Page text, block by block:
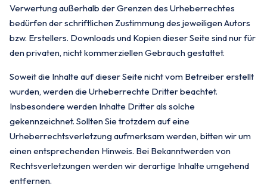
Verwertung außerhalb der Grenzen des Urheberrechtes
bedürfen der schriftlichen Zustimmung des jeweiligen Autors
bzw. Erstellers. Downloads und Kopien dieser Seite sind nur für
den privaten, nicht kommerziellen Gebrauch gestattet.
Soweit die Inhalte auf dieser Seite nicht vom Betreiber erstellt
wurden, werden die Urheberrechte Dritter beachtet.
Insbesondere werden Inhalte Dritter als solche
gekennzeichnet. Sollten Sie trotzdem auf eine
Urheberrechtsverletzung aufmerksam werden, bitten wir um
einen entsprechenden Hinweis. Bei Bekanntwerden von
Rechtsverletzungen werden wir derartige Inhalte umgehend
entfernen.